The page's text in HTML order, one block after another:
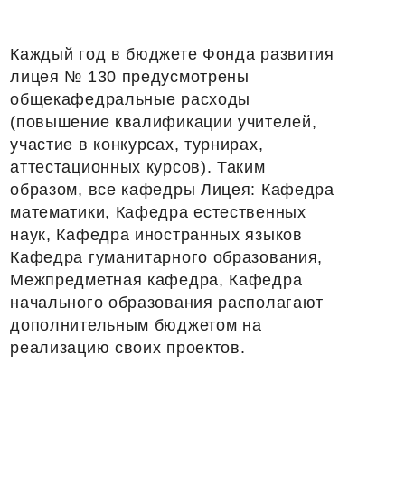
Каждый год в бюджете Фонда развития
лицея № 130 предусмотрены
общекафедральные расходы
(повышение квалификации учителей,
участие в конкурсах, турнирах,
аттестационных курсов). Таким
образом, все кафедры Лицея: Кафедра
математики, Кафедра естественных
наук, Кафедра иностранных языков
Кафедра гуманитарного образования,
Межпредметная кафедра, Кафедра
начального образования располагают
дополнительным бюджетом на
реализацию своих проектов.